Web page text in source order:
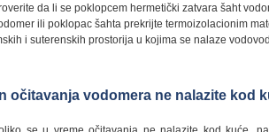
da li se poklopcem hermetički zatvara šaht
ili poklopac šahta prekrijte termoizolacionim
i suterenskih prostorija u kojima se nalaze
očitavanja vodomera ne nalazite kod